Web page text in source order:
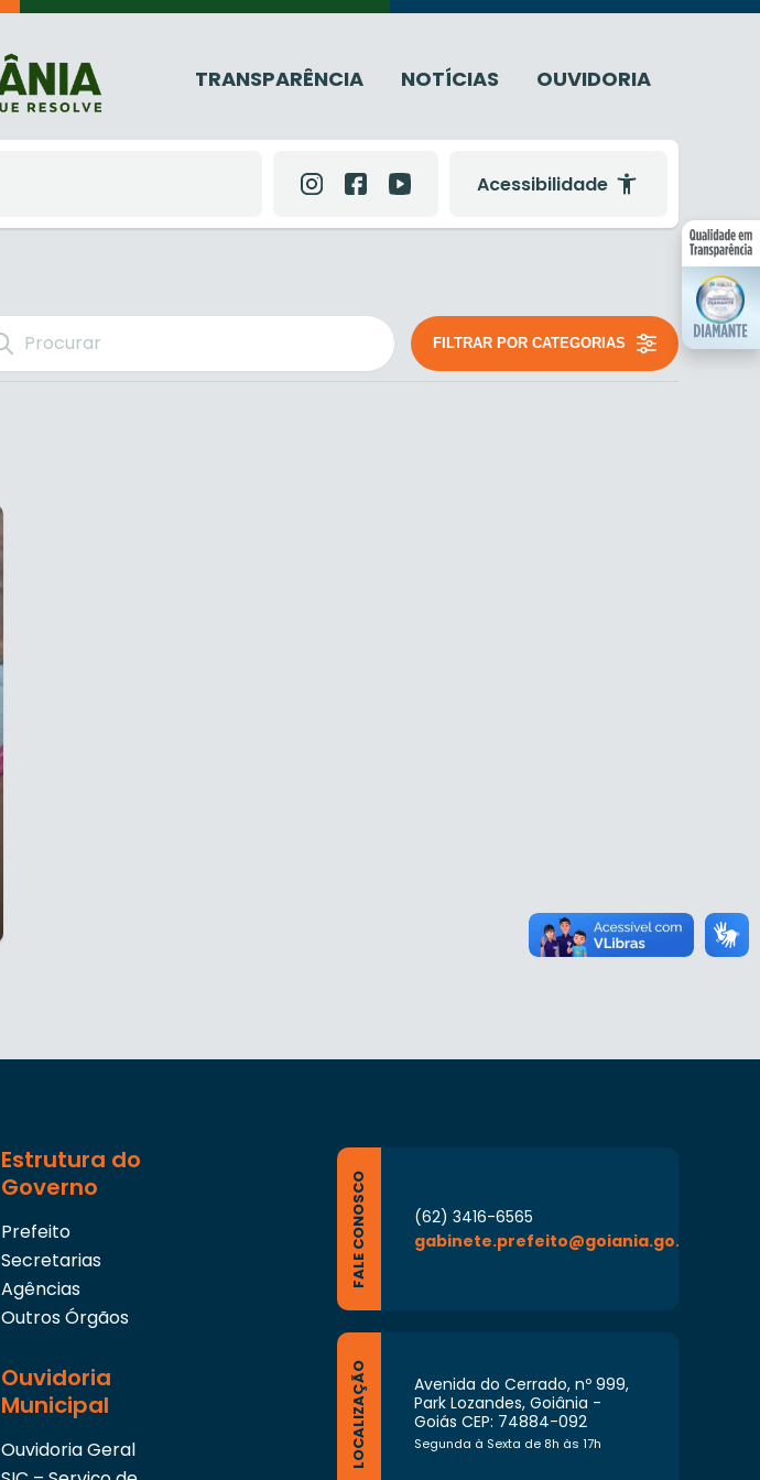
TRANSPARÊNCIA NOTÍCIAS OUVIDORIA
Acessibilidade
FILTRAR POR CATEGORIAS
Estrutura do
Governo
Prefeito
Secretarias
Agências
Outros Órgãos
Ouvidoria
Municipal
Ouvidoria Geral
FALE CONOSCO
(62) 3416-6565
gabinete.prefeito@goiania.go.gov.br
LOCALIZAÇÃO
Avenida do Cerrado, nº 999,
Park Lozandes, Goiânia -
Goiás CEP: 74884-092
Segunda à Sexta de 8h às 17h